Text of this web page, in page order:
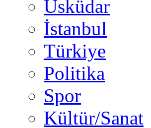
Üsküdar
İstanbul
Türkiye
Politika
Spor
Kültür/Sanat